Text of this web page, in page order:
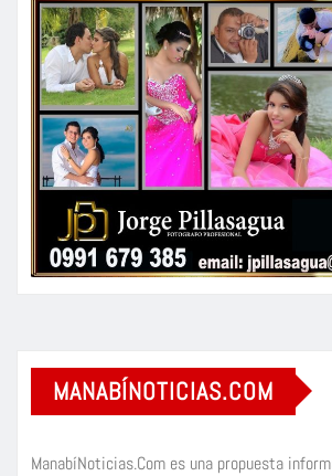
MANABÍNOTICIAS.COM
ManabíNoticias.Com es una propuesta